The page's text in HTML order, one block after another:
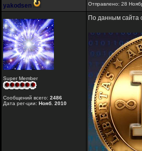
yakodsen Отправлено: 28
Super Member
Сообщений всего: 2486
Дата рег-ции: Нояб. 2010
По данным сайта